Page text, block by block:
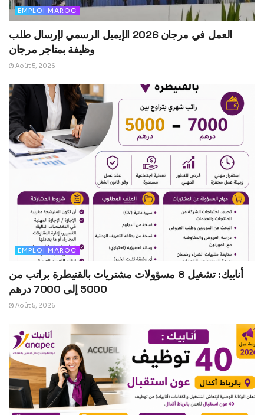
EMPLOI MAROC
العمل في مرجان 2026 الإيميل الرسمي لإرسال طلب
وظيفة بمتاجر مرجان
Août 5, 2026
EMPLOI MAROC
أنابيك: تشغيل 8 مسؤولات مشتريات بالقنيطرة براتب من
5000 إلى 7000 درهم
Août 5, 2026